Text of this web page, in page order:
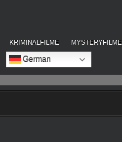
KRIMINALFILME MYSTERYFILME
German